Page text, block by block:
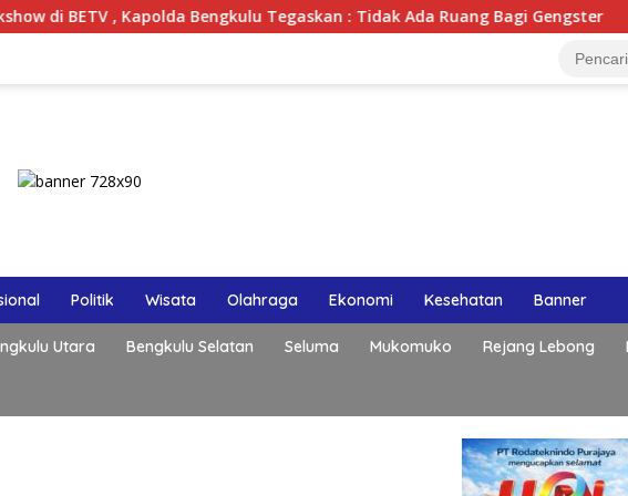
, Kapolda Bengkulu Tegaskan : Tidak Ada Ruang Bagi Gengster Lewat
Politik Wisata Olahraga Ekonomi Kesehatan Banner
Utara Bengkulu Selatan Seluma Mukomuko Rejang Lebong